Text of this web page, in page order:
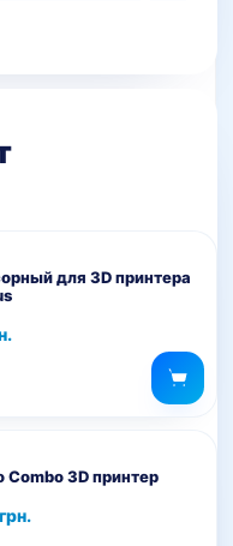
для 3D принтера
Combo 3D принтер
грн.